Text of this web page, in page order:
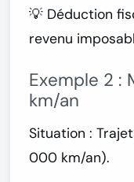
💡 Déduction
revenu
Exemple 2 :
km/an
Situation :
000 km/an).